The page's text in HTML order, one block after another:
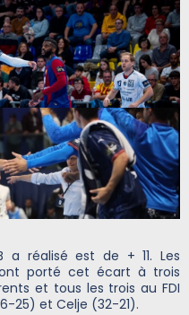
a réalisé est de + 11. Les
porté cet écart à trois
et tous les trois au FDI
25) et Celje (32-21).